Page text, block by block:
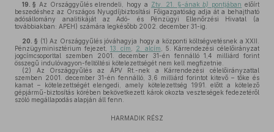
19. § Az Országgyűlés elrendeli, hogy a Ztv. 21. §-ánakb) pontjában előírt
beszedéshez az Országos Nyugdíjbiztosítási Főigazgatóság adja át a behajtható
adósállomány analitikáját az Adó- és Pénzügyi Ellenőrzési Hivatal (a
továbbiakban: APEH) számára legkésőbb 2002. december 31-ig.
20. § (1) Az Országgyűlés jóváhagyja hogy a központi költségvetésnek a XXII.
Pénzügyminisztérium fejezet, 13. cím 2. alcím , 5. Kárrendezési célelőirányzat
jogcímcsoporttal szemben 2001. december 31-én fennálló 1,4 milliárd forint
összegű indulóvagyon-feltöltési kötelezettségét nem kell megfizetnie.
(2) Az Országgyűlés az ÁPV Rt.-nek a Kárrendezési célelőirányzattal
szemben 2001. december 31-én fennálló, 3,6 milliárd forintot kitevő – tőke és
kamat – kötelezettségét elengedi, amely kötelezettség 1991. előtt a kötelező
gépjármű-biztosítás körében bekövetkezett károk okozta veszteségek fedezetéről
szóló megállapodás alapján áll fenn.
HARMADIK RÉSZ